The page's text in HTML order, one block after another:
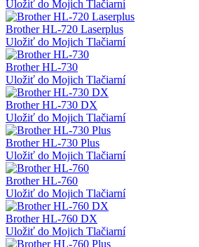
Uložiť do Mojich Tlačiarní
Brother HL-720 Laserplus
Uložiť do Mojich Tlačiarní
Brother HL-730
Uložiť do Mojich Tlačiarní
Brother HL-730 DX
Uložiť do Mojich Tlačiarní
Brother HL-730 Plus
Uložiť do Mojich Tlačiarní
Brother HL-760
Uložiť do Mojich Tlačiarní
Brother HL-760 DX
Uložiť do Mojich Tlačiarní